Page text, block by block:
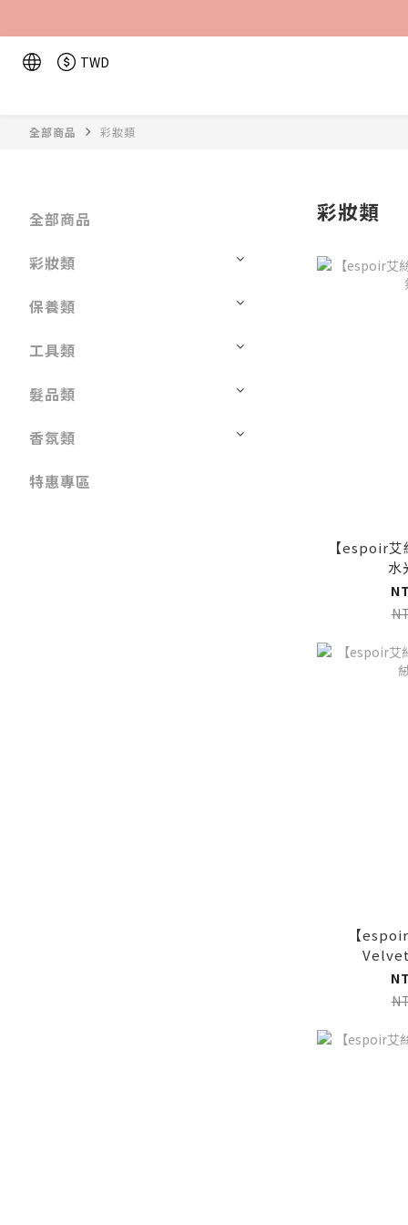
TWD
全部商品 彩妝類
全部商品
彩妝類
保養類
工具類
髮品類
香氛類
特惠專區
彩妝類
【espoir
水
【